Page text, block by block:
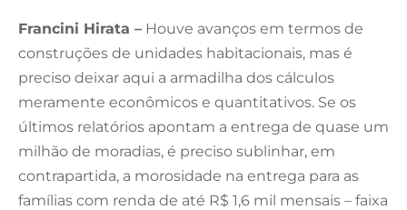
Francini Hirata – Houve avanços em termos de
construções de unidades habitacionais, mas é
preciso deixar aqui a armadilha dos cálculos
meramente econômicos e quantitativos. Se os
últimos relatórios apontam a entrega de quase um
milhão de moradias, é preciso sublinhar, em
contrapartida, a morosidade na entrega para as
famílias com renda de até R$ 1,6 mil mensais – faixa